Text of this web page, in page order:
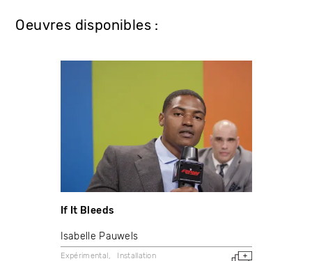
Oeuvres disponibles :
If It Bleeds
Isabelle Pauwels
Expérimental
Installation